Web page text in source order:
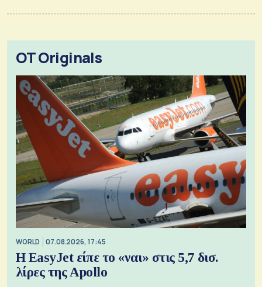
OT Originals
WORLD 07.08.2026, 17:45
Η EasyJet είπε το «ναι» στις 5,7 δισ.
λίρες της Apollo